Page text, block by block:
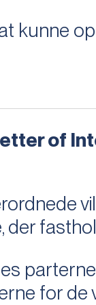
kunne
of
der
for de